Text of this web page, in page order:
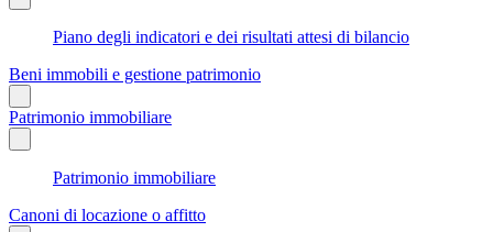
Piano degli indicatori e dei risultati attesi di bilancio
Beni immobili e gestione patrimonio
Patrimonio immobiliare
Patrimonio immobiliare
Canoni di locazione o affitto